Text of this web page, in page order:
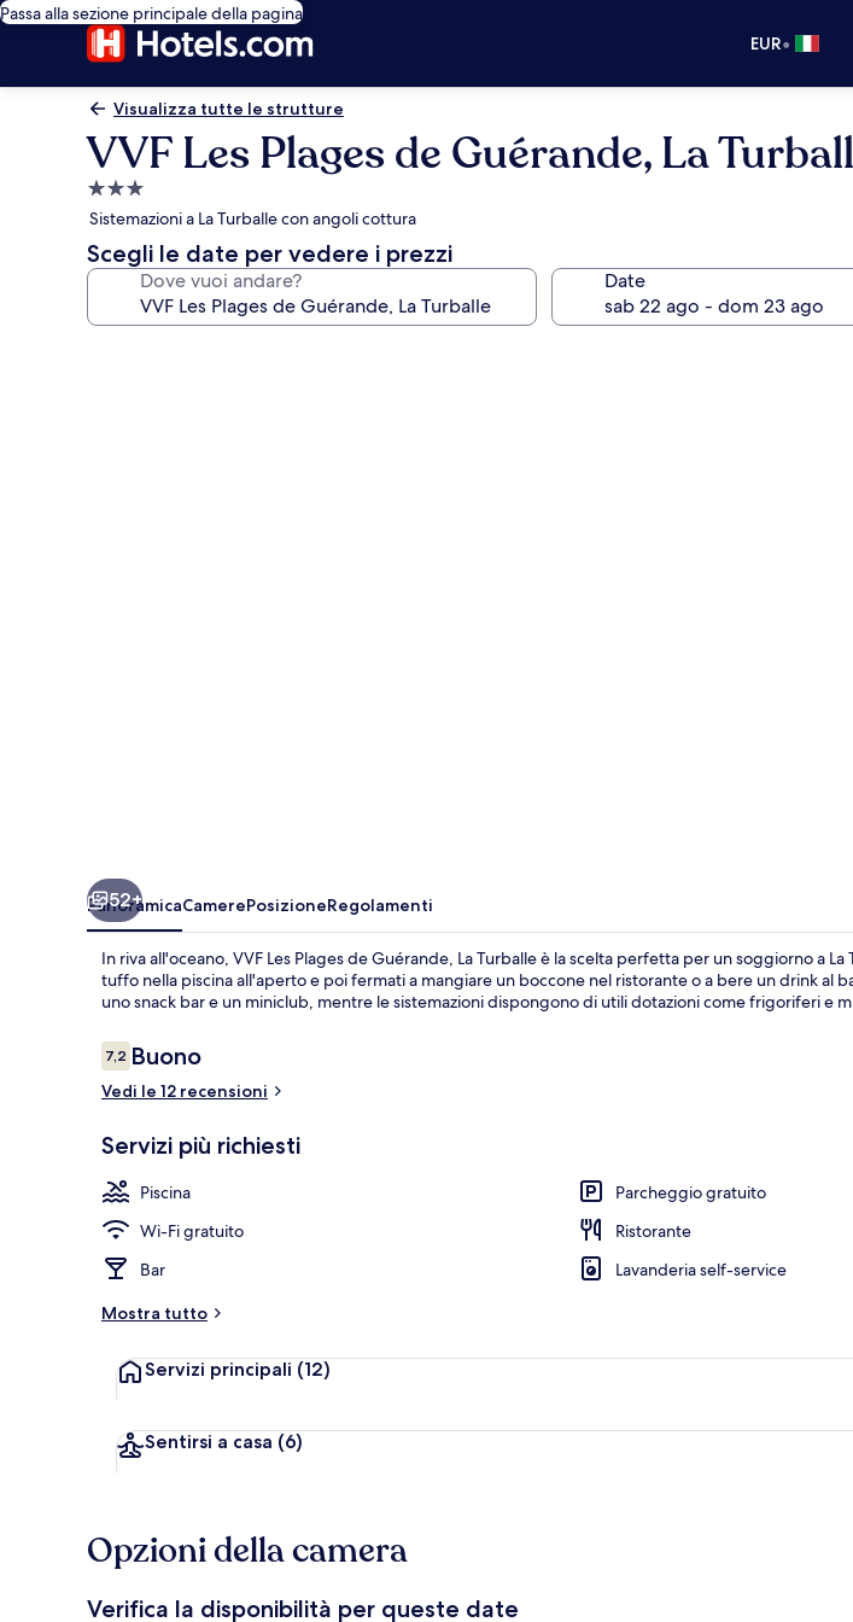
Passa alla sezione principale della pagina
EUR•
Visualizza tutte le strutture
VVF Les Plages de Guérande, La
Struttura
a
3.0
stelle
Sistemazioni a La Turballe con angoli cottura
Scegli le date per vedere i prezzi
Dove vuoi andare? Date
52+
PanoramicaCamerePosizioneRegolamenti
In riva all'oceano, VVF Les Plages de Guérande, La Turballe è la scelta perfetta per un soggiorno a
tuffo nella piscina all'aperto e poi fermati a mangiare un boccone nel ristorante o a bere un drink al
uno snack bar e un miniclub, mentre le sistemazioni dispongono di utili dotazioni come frigoriferi e
Recensioni
7,27,2 su 10
Buono
Vedi le 12 recensioni
Servizi più richiesti
Piscina
Parcheggio gratuito
Wi-Fi gratuito
Ristorante
Bar
Lavanderia self-service
Mostra tutto
Servizi principali (12)
Sentirsi a casa (6)
Opzioni della camera
Verifica la disponibilità per queste date